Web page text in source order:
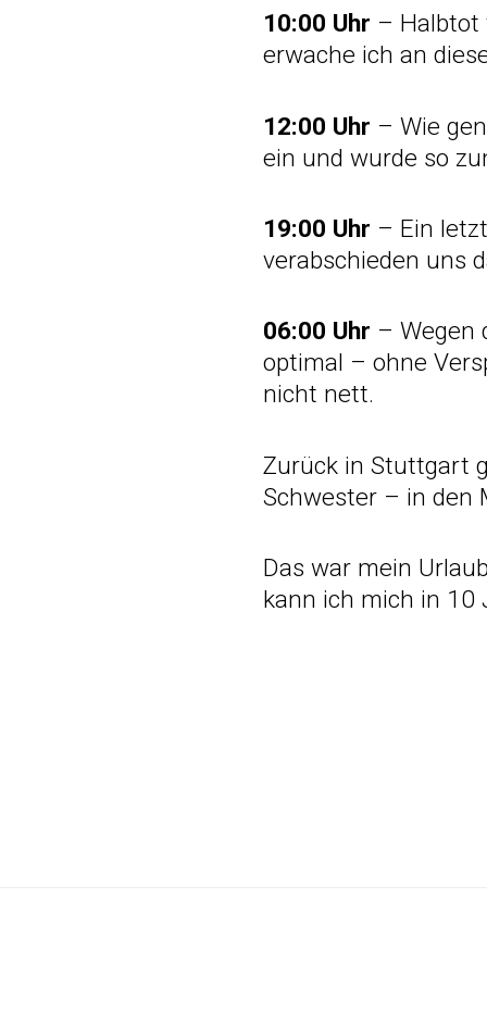
10:00 Uhr – Halbtot
erwache ich an
12:00 Uhr – Wie
ein und wurde so
19:00 Uhr – Ein
verabschieden uns
06:00 Uhr – Wegen
optimal – ohne
nicht nett.
Zurück in Stuttgart
Schwester – in den
Das war mein
kann ich mich in 10